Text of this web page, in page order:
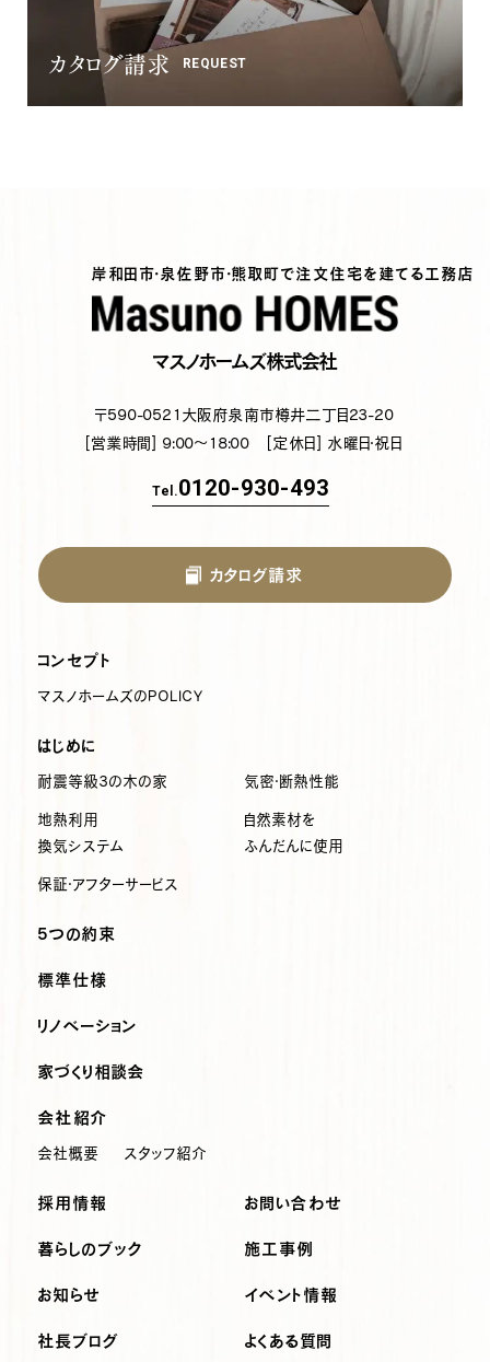
カタログ請求 REQUEST
岸和田市・泉佐野市・熊取町で注文住宅を建てる工務店
マスノホームズ株式会社
〒590-0521 大阪府泉南市樽井二丁目23-20
[営業時間] 9:00～18:00
[定休日] 水曜日・祝日
Tel.0120-930-493
カタログ請求
コンセプト
マスノホームズのPOLICY
はじめに
耐震等級3の木の家 気密・断熱性能
地熱利用
換気システム
自然素材を
ふんだんに使用
保証・アフターサービス
5つの約束
標準仕様
リノベーション
家づくり相談会
会社紹介
会社概要 スタッフ紹介
採用情報 お問い合わせ
暮らしのブック 施工事例
お知らせ
社長ブログ
イベント情報
よくある質問